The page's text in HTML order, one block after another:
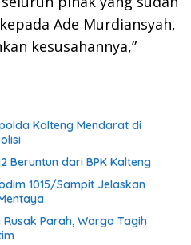
Ade Murdiansyah,
kesusahannya,”
Kalteng Mendarat di
Beruntun dari BPK Kalteng
1015/Sampit Jelaskan
Parah, Warga Tagih